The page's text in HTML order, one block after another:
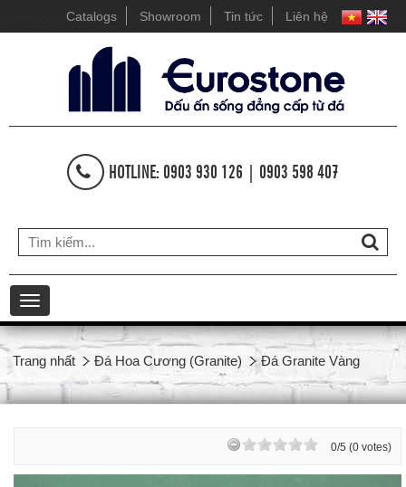
Catalogs Showroom Tin tức Liên hệ
HOTLINE: 0903 930 126 | 0903 598 407
Toggle
navigation
Trang nhất Đá Hoa Cương (Granite) Đá Granite Vàng
0/5 (0 votes)